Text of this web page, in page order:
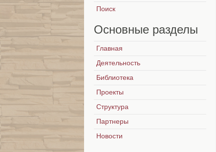
Поиск
Основные разделы
Главная
Деятельность
Библиотека
Проекты
Структура
Партнеры
Новости